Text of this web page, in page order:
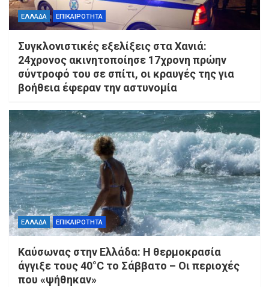
ΕΛΛΑΔΑ ΕΠΙΚΑΙΡΟΤΗΤΑ
Συγκλονιστικές εξελίξεις στα Χανιά:
24χρονος ακινητοποίησε 17χρονη πρώην
σύντροφό του σε σπίτι, οι κραυγές της για
βοήθεια έφεραν την αστυνομία
ΕΛΛΑΔΑ ΕΠΙΚΑΙΡΟΤΗΤΑ
Καύσωνας στην Ελλάδα: Η θερμοκρασία
άγγιξε τους 40°C το Σάββατο – Οι περιοχές
που «ψήθηκαν»